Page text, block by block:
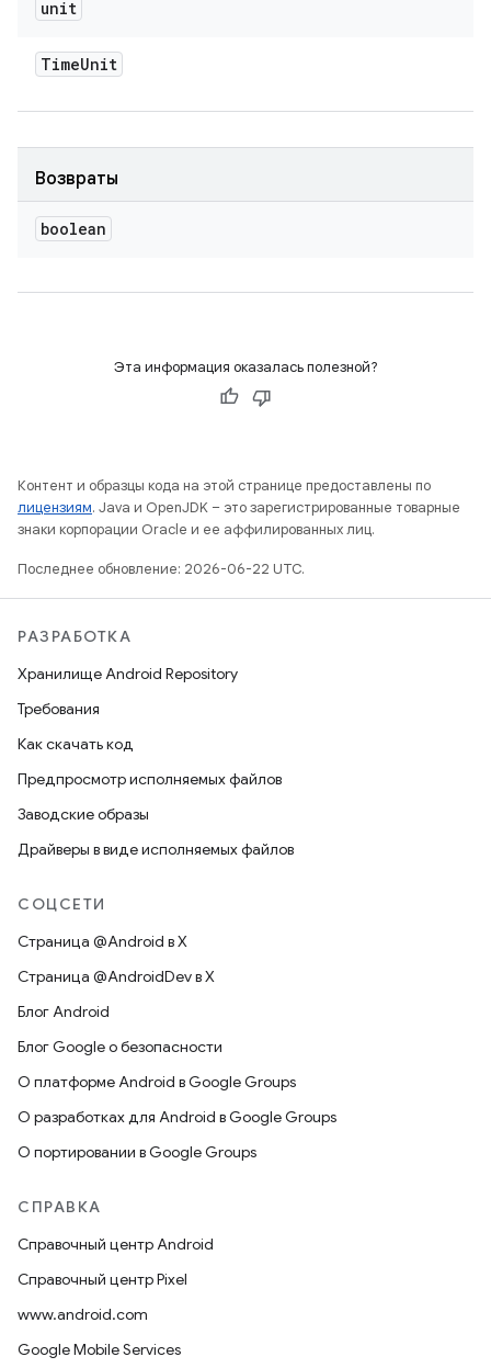
unit
TimeUnit
Возвраты
boolean
Эта информация оказалась полезной?
Контент и образцы кода на этой странице предоставлены по
лицензиям. Java и OpenJDK – это зарегистрированные товарные
знаки корпорации Oracle и ее аффилированных лиц.
Последнее обновление: 2026-06-22 UTC.
РАЗРАБОТКА
Хранилище Android Repository
Требования
Как скачать код
Предпросмотр исполняемых файлов
Заводские образы
Драйверы в виде исполняемых файлов
СОЦСЕТИ
Страница @Android в X
Страница @AndroidDev в X
Блог Android
Блог Google о безопасности
О платформе Android в Google Groups
О разработках для Android в Google Groups
О портировании в Google Groups
СПРАВКА
Справочный центр Android
Справочный центр Pixel
www.android.com
Google Mobile Services